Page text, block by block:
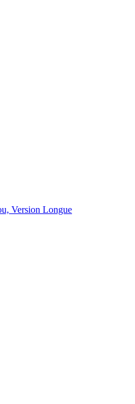
Version Longue